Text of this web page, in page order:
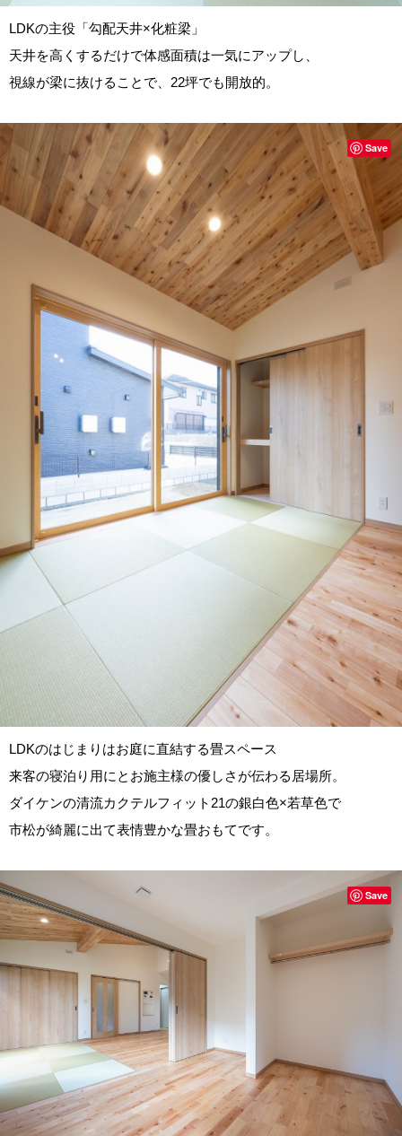
LDKの主役「勾配天井×化粧梁」
天井を高くするだけで体感面積は一気にアップし、
視線が梁に抜けることで、22坪でも開放的。
LDKのはじまりはお庭に直結する畳スペース
来客の寝泊り用にとお施主様の優しさが伝わる居場所。
ダイケンの清流カクテルフィット21の銀白色×若草色で
市松が綺麗に出て表情豊かな畳おもてです。
Save
Save